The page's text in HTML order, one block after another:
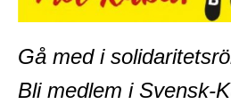
Gå med i
Bli medlem i Svensk-